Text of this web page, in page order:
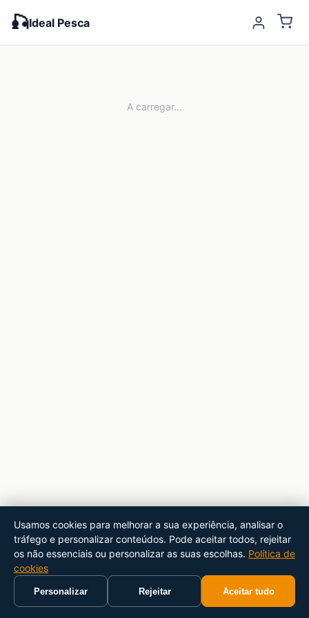
🎣Ideal Pesca
A carregar...
Usamos cookies para melhorar a sua experiência, analisar o
tráfego e personalizar conteúdos. Pode aceitar todos, rejeitar
os não essenciais ou personalizar as suas escolhas. Política de
cookies
Personalizar Rejeitar Aceitar tudo